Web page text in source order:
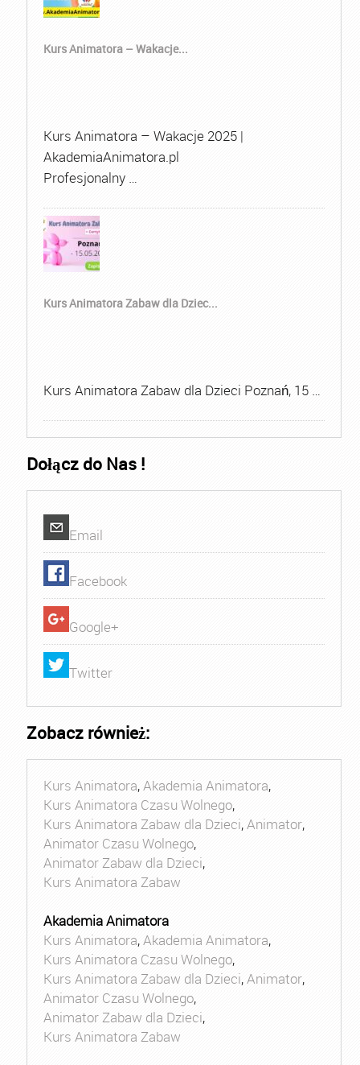
Kurs Animatora – Wakacje...
Kurs Animatora – Wakacje 2025 |
AkademiaAnimatora.pl
Profesjonalny …
Kurs Animatora Zabaw dla Dziec...
Kurs Animatora Zabaw dla Dzieci Poznań, 15 …
Dołącz do Nas !
Email
Facebook
Google+
Twitter
Zobacz również:
Kurs Animatora,Akademia Animatora,
Kurs Animatora Czasu Wolnego,
Kurs Animatora Zabaw dla Dzieci,Animator,
Animator Czasu Wolnego,
Animator Zabaw dla Dzieci,
Kurs Animatora Zabaw
Akademia Animatora
Kurs Animatora,Akademia Animatora,
Kurs Animatora Czasu Wolnego,
Kurs Animatora Zabaw dla Dzieci,Animator,
Animator Czasu Wolnego,
Animator Zabaw dla Dzieci,
Kurs Animatora Zabaw